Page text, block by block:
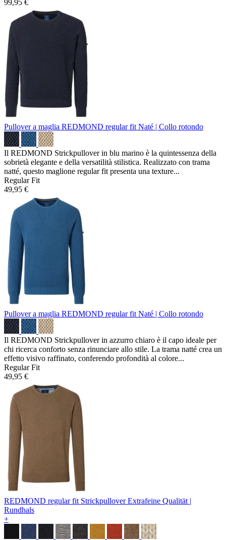
99,95 €
Pullover a maglia REDMOND regular fit Naté | Collo rotondo
Il REDMOND Strickpullover in blu marino è la quintessenza della
sobrietà elegante e della versatilità stilistica. Realizzato con trama
natté, questo maglione regular fit presenta una texture...
Regular Fit
49,95 €
Pullover a maglia REDMOND regular fit Naté | Collo rotondo
Il REDMOND Strickpullover in azzurro chiaro è il capo ideale per
chi ricerca conforto senza rinunciare allo stile. La trama natté crea un
effetto visivo raffinato, conferendo profondità al colore...
Regular Fit
49,95 €
REDMOND regular fit StrickpulloverExtrafeine Qualität |
Rundhals
+